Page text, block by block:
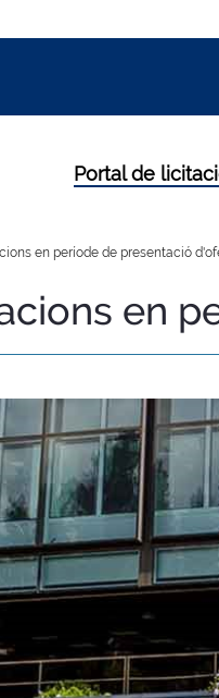
Portal de
en període de presentació
en